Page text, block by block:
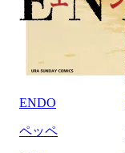
ENDO
ペッペ